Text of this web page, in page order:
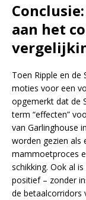
aan het
Toen Ripple en de
moties voor een
opgemerkt dat de
term “effecten”
van Garlinghouse
worden gezien als
mammoetproces
schikking. Ook al
positief – zonder
de betaalcorridors